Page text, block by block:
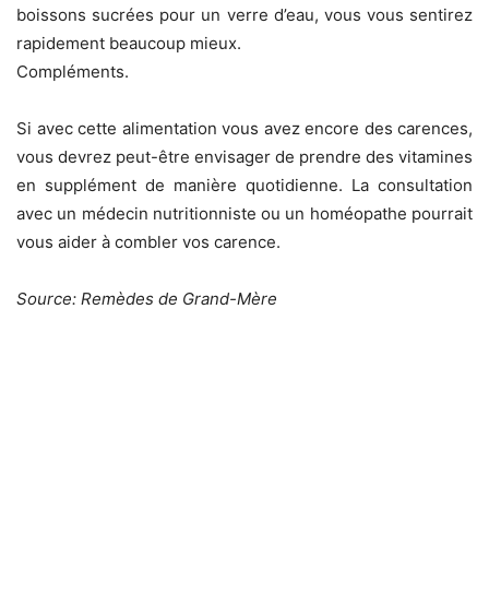
boissons sucrées pour un verre d’eau, vous vous sentirez
rapidement beaucoup mieux.
Compléments.
Si avec cette alimentation vous avez encore des carences,
vous devrez peut-être envisager de prendre des vitamines
en supplément de manière quotidienne. La consultation
avec un médecin nutritionniste ou un homéopathe pourrait
vous aider à combler vos carence.
Source: Remèdes de Grand-Mère